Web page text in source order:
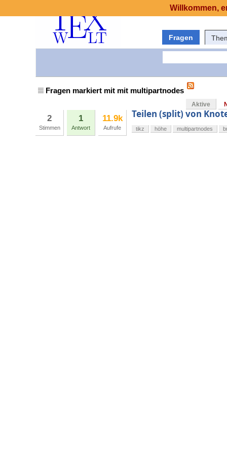
Fragen
Fragen markiert mit mit multipartnodes
Aktive
2
Stimmen
1
Antwort
11.9k
Aufrufe
Teilen (split) von
tikz höhe multipartnodes
Willkommen,